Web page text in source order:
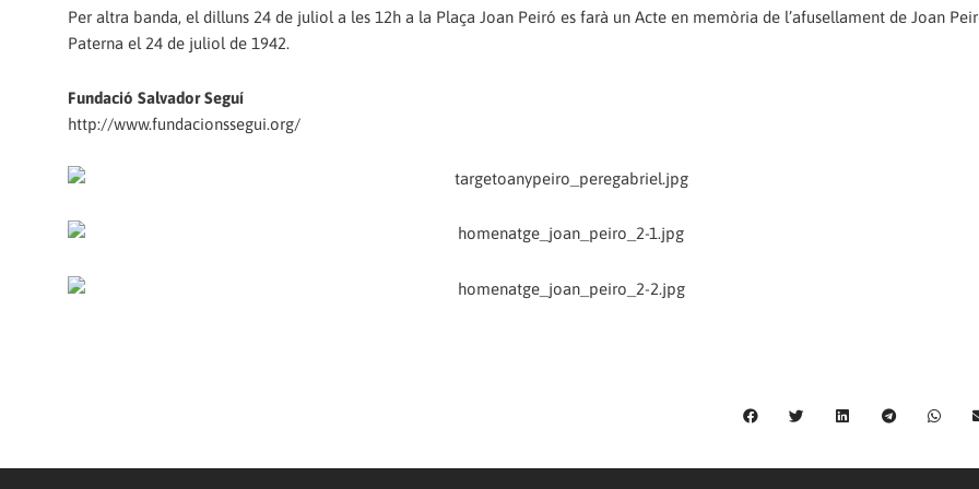
Per altra banda, el dilluns 24 de juliol a les 12h a la Plaça Joan Peiró es farà un Acte en memòria de l’afusellament de Joan
Paterna el 24 de juliol de 1942.
Fundació Salvador Seguí
http://www.fundacionssegui.org/